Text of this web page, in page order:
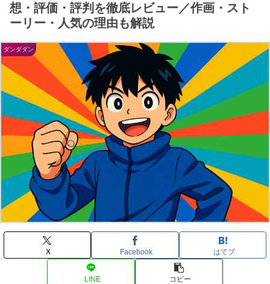
想・評価・評判を徹底レビュー／作画・スト
ーリー・人気の理由も解説
ダンダダン
X Facebook はてブ
LINE コピー